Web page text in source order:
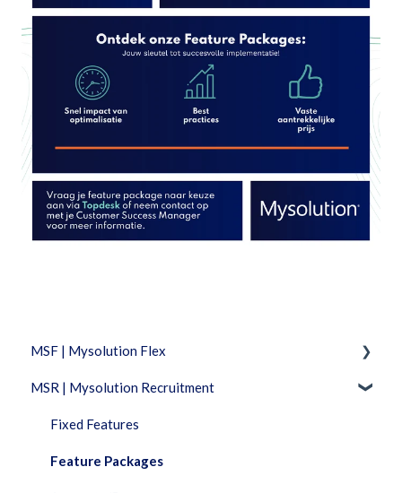
MSF | Mysolution Flex
Feature Packages
Beheer
Combi
MSR | Mysolution Recruitment
Fixed Features
Feature Packages